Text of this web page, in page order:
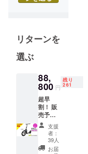
い、お客様
にご満足頂
ける商品を
探してまい
ります。
リターンを
選ぶ
88,
800 円
残り
261
超早
割！ 販
売予定
価格
￥1518
00から
41％OF
支援
者：
39人
お届